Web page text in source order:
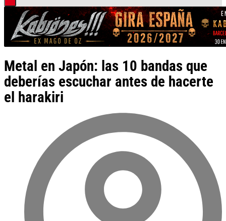
Metal en Japón: las 10 bandas que
deberías escuchar antes de hacerte
el harakiri